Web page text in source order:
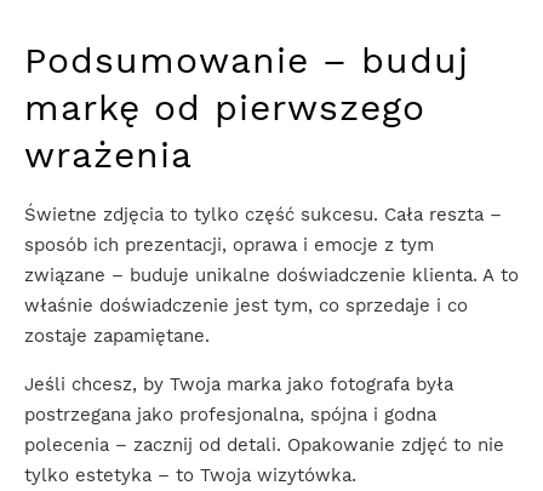
Podsumowanie – buduj
markę od pierwszego
wrażenia
Świetne zdjęcia to tylko część sukcesu. Cała reszta –
sposób ich prezentacji, oprawa i emocje z tym
związane – buduje unikalne doświadczenie klienta. A to
właśnie doświadczenie jest tym, co sprzedaje i co
zostaje zapamiętane.
Jeśli chcesz, by Twoja marka jako fotografa była
postrzegana jako profesjonalna, spójna i godna
polecenia – zacznij od detali. Opakowanie zdjęć to nie
tylko estetyka – to Twoja wizytówka.